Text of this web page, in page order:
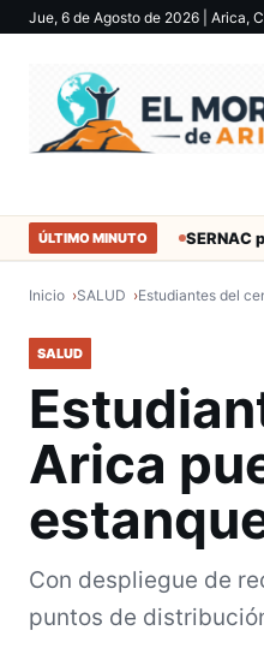
Jue, 6 de Agosto de 2026 | Arica,
ÚLTIMO MINUTO
años SERNAC pidió la
Inicio SALUD Estudiantes del
SALUD
Arica
Con despliegue de
puntos de